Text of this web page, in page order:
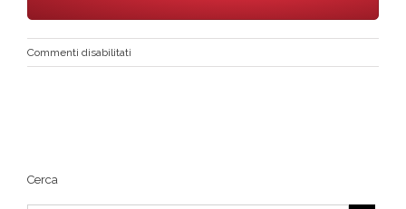
Commenti disabilitati
HotelVillaSanLorenzoMaria.jpg
Cerca